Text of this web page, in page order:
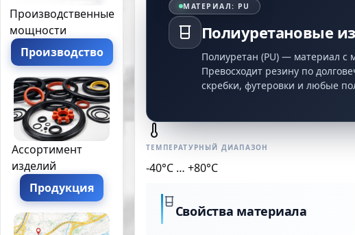
Производственные
мощности
Производство
Ассортимент
изделий
Продукция
МАТЕРИАЛ: PU
Полиуретановые
Полиуретан (PU) — материал с
Превосходит резину по
скребки, футеровки и любые
ТЕМПЕРАТУРНЫЙ ДИАПАЗОН
-40°C … +80°C
Свойства материала